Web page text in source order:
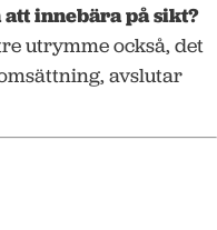
innebära på sikt?
utrymme också, det
avslutar